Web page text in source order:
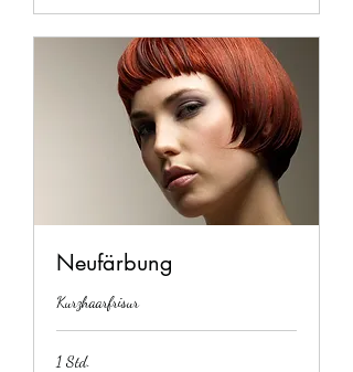
Neufärbung
Kurzhaarfrisur
1 Std.